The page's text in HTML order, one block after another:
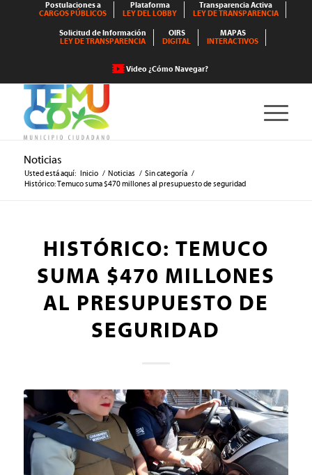
Postulaciones a
CARGOS PÚBLICOS
Plataforma
LEY DEL LOBBY
Transparencia Activa
LEY DE TRANSPARENCIA
Solicitud de Información
LEY DE TRANSPARENCIA
OIRS
DIGITAL
MAPAS
INTERACTIVOS
Video ¿Cómo Navegar?
Noticias
Usted está aquí: Inicio / Noticias / Sin categoría /
Histórico: Temuco suma $470 millones al presupuesto de seguridad
HISTÓRICO: TEMUCO
SUMA $470 MILLONES
AL PRESUPUESTO DE
SEGURIDAD